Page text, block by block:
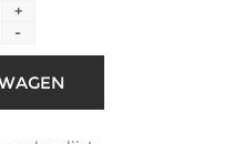
+
-